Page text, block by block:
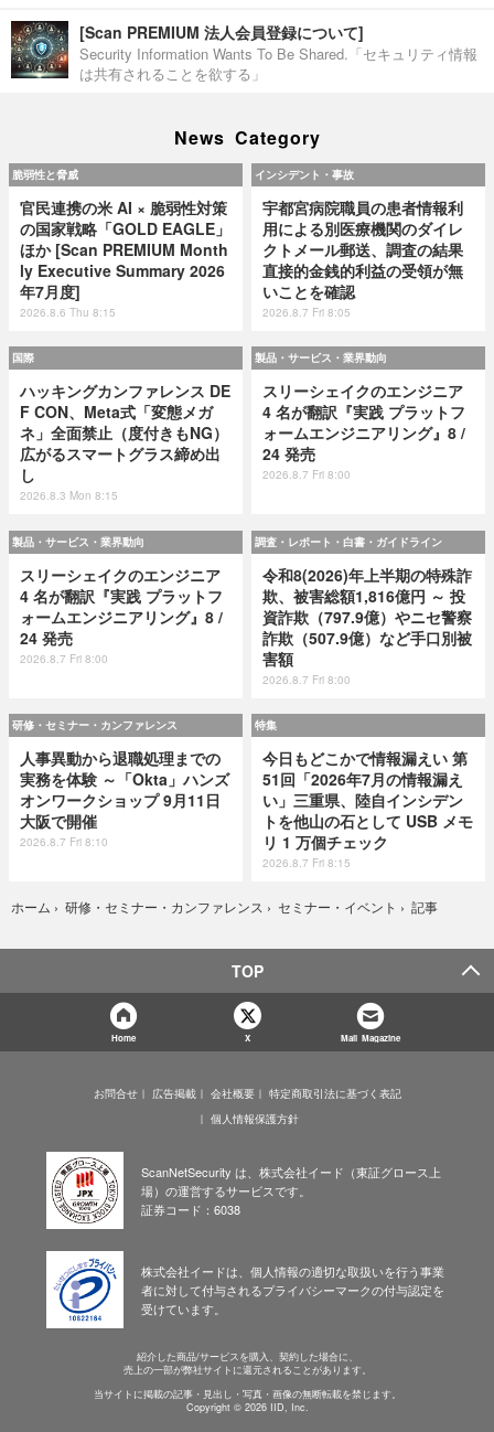
[Scan PREMIUM 法人会員登録について]
Security Information Wants To Be Shared.「セキュリティ情報
は共有されることを欲する」
News Category
脆弱性と脅威
官民連携の米 AI × 脆弱性対策
の国家戦略「GOLD EAGLE」
ほか [Scan PREMIUM Month
ly Executive Summary 2026
年7月度]
2026.8.6 Thu 8:15
インシデント・事故
宇都宮病院職員の患者情報利
用による別医療機関のダイレ
クトメール郵送、調査の結果
直接的金銭的利益の受領が無
いことを確認
2026.8.7 Fri 8:05
国際
ハッキングカンファレンス DE
F CON、Meta式「変態メガ
ネ」全面禁止（度付きもNG）
広がるスマートグラス締め出
し
2026.8.3 Mon 8:15
製品・サービス・業界動向
スリーシェイクのエンジニア
4 名が翻訳『実践 プラットフ
ォームエンジニアリング』8 /
24 発売
2026.8.7 Fri 8:00
製品・サービス・業界動向
スリーシェイクのエンジニア
4 名が翻訳『実践 プラットフ
ォームエンジニアリング』8 /
24 発売
2026.8.7 Fri 8:00
調査・レポート・白書・ガイドライン
令和8(2026)年上半期の特殊詐
欺、被害総額1,816億円 ～ 投
資詐欺（797.9億）やニセ警察
詐欺（507.9億）など手口別被
害額
2026.8.7 Fri 8:00
研修・セミナー・カンファレンス
人事異動から退職処理までの
実務を体験 ～「Okta」ハンズ
オンワークショップ 9月11日
大阪で開催
2026.8.7 Fri 8:10
特集
今日もどこかで情報漏えい 第
51回「2026年7月の情報漏え
い」三重県、陸自インシデン
トを他山の石として USB メモ
リ 1 万個チェック
2026.8.7 Fri 8:15
ホーム › 研修・セミナー・カンファレンス › セミナー・イベント › 記事
TOP
Home X Mail Magazine
お問合せ 広告掲載 会社概要
特定商取引法に基づく表記
個人情報保護方針
ScanNetSecurity は、株式会社イード（東証グロース上
場）の運営するサービスです。
証券コード：6038
株式会社イードは、個人情報の適切な取扱いを行う事業
者に対して付与されるプライバシーマークの付与認定を
受けています。
紹介した商品/サービスを購入、契約した場合に、
売上の一部が弊社サイトに還元されることがあります。
当サイトに掲載の記事・見出し・写真・画像の無断転載を禁じます。
Copyright © 2026 IID, Inc.